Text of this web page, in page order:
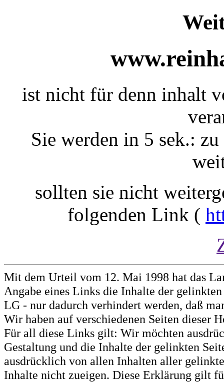
ist nicht für denn inhalt
Sie werden in 5 sek.:
sollten sie nicht
folgenden Link (
Mit dem Urteil vom 12. Mai 1998 hat das
Angabe eines Links die Inhalte der
LG - nur dadurch verhindert werden, daß
Wir haben auf verschiedenen Seiten dieser
Für all diese Links gilt: Wir möchten
Gestaltung und die Inhalte der gelinkten
ausdrücklich von allen Inhalten aller
Inhalte nicht zueigen. Diese Erklärung gilt